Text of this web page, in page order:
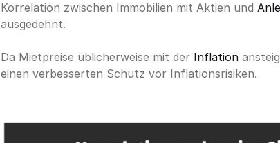
Korrelation zwischen Immobilien mit Aktien und
ausgedehnt.
Da Mietpreise üblicherweise mit der Inflation
einen verbesserten Schutz vor Inflationsrisiken.